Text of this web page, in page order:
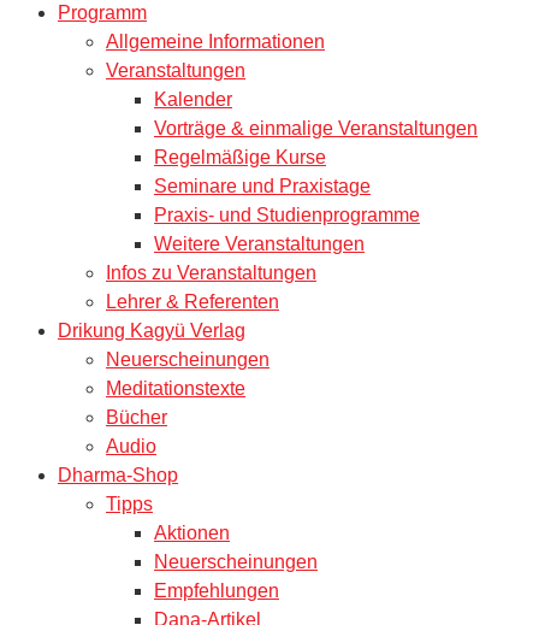
Programm
Allgemeine Informationen
Veranstaltungen
Kalender
Vorträge & einmalige Veranstaltungen
Regelmäßige Kurse
Seminare und Praxistage
Praxis- und Studienprogramme
Weitere Veranstaltungen
Infos zu Veranstaltungen
Lehrer & Referenten
Drikung Kagyü Verlag
Neuerscheinungen
Meditationstexte
Bücher
Audio
Dharma-Shop
Tipps
Aktionen
Neuerscheinungen
Empfehlungen
Dana-Artikel